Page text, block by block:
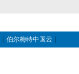
伯尔梅特中国云